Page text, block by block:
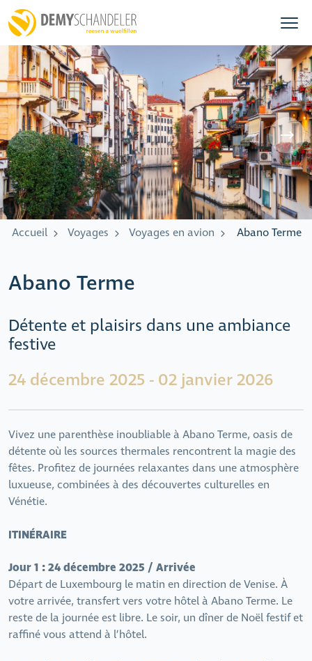
Accueil Voyages Voyages en avion Abano Terme
Abano Terme
Détente et plaisirs dans une ambiance
festive
24 décembre 2025 - 02 janvier 2026
Vivez une parenthèse inoubliable à Abano Terme, oasis de
détente où les sources thermales rencontrent la magie des
fêtes. Profitez de journées relaxantes dans une atmosphère
luxueuse, combinées à des découvertes culturelles en
Vénétie.
ITINÉRAIRE
Jour 1 : 24 décembre 2025 / Arrivée
Départ de Luxembourg le matin en direction de Venise. À
votre arrivée, transfert vers votre hôtel à Abano Terme. Le
reste de la journée est libre. Le soir, un dîner de Noël festif et
raffiné vous attend à l’hôtel.